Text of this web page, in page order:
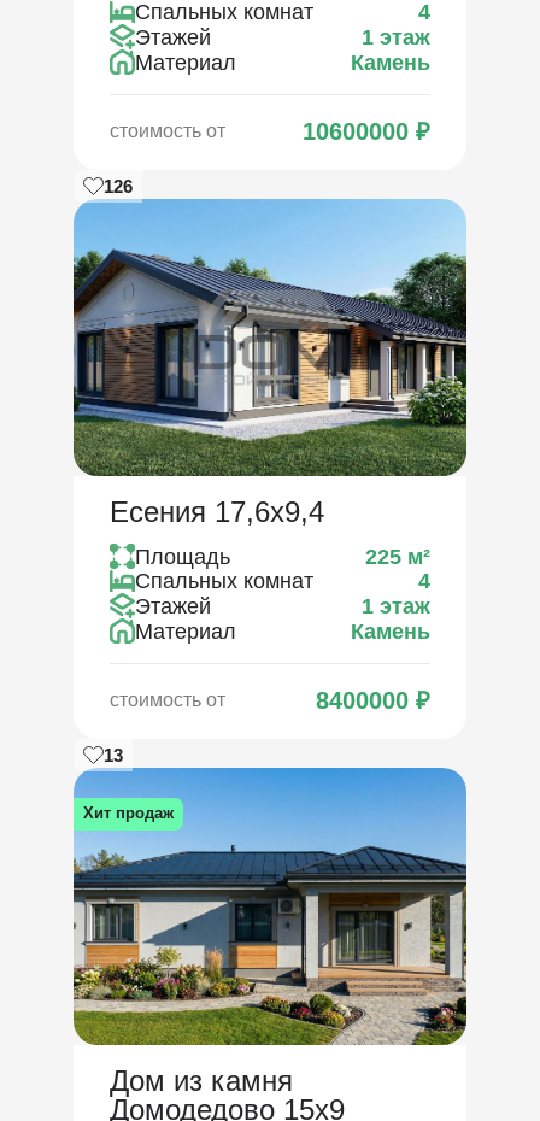
Спальных комнат
4
Этажей
1 этаж
Материал
Камень
стоимость от 10600000 ₽
126
Есения 17,6х9,4
Площадь 225 м²
Спальных комнат
4
Этажей
1 этаж
Материал
Камень
стоимость от 8400000 ₽
13
Дом из камня
Домодедово 15х9
Хит продаж